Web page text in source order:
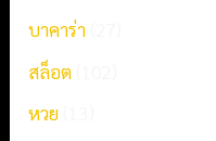
บาคาร่า
สล็อต
หวย